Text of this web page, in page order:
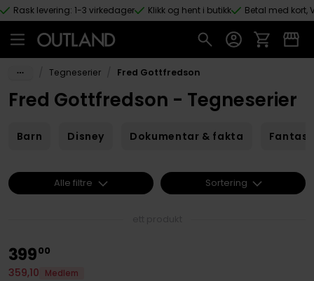
Hopp til hovedinnhold
Rask levering: 1-3 virkedager Klikk og hent i butikk Betal med kort,
Tegneserier Fred Gottfredson
Fred Gottfredson - Tegneserier
Barn Disney Dokumentar & fakta Fantasy
39900
359,10
Medlem
Alle filtre Sortering